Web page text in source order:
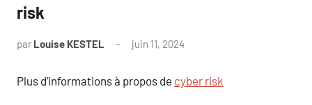
risk
par Louise KESTEL juin 11, 2024
Plus d’informations à propos de cyber risk